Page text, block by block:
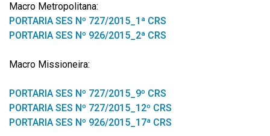
Macro Metropolitana:
PORTARIA SES Nº 727/2015_1ª CRS
PORTARIA SES Nº 926/2015_2ª CRS
Macro Missioneira:
PORTARIA SES Nº 727/2015_9º CRS
PORTARIA SES Nº 727/2015_12º CRS
PORTARIA SES Nº 926/2015_17ª CRS